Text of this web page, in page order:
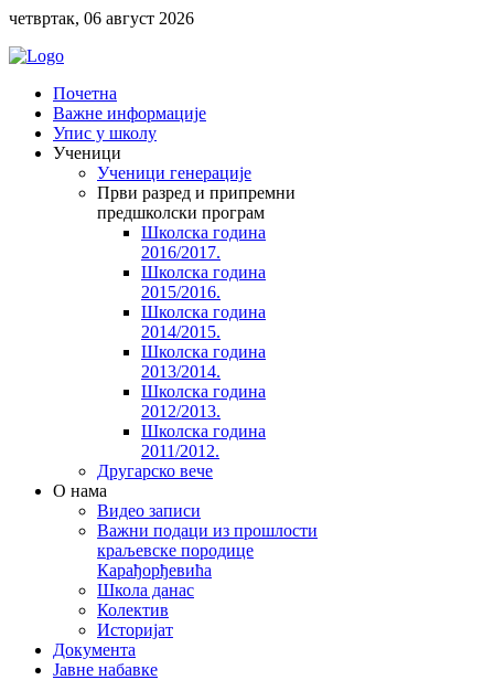
четвртак, 06 август 2026
Почетна
Важне информације
Упис у школу
Ученици
Ученици генерације
Први разред и припремни
предшколски програм
Школска година
2016/2017.
Школска година
2015/2016.
Школска година
2014/2015.
Школска година
2013/2014.
Школска година
2012/2013.
Школска година
2011/2012.
Другарско вече
O нама
Видео записи
Важни подаци из прошлости
краљевске породице
Карађорђевића
Школа данас
Колектив
Историјат
Документа
Јавне набавке